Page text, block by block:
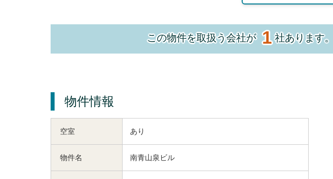
この物件を取扱う会社が1社あります。
物件情報
空室 あり
物件名 南青山泉ビル